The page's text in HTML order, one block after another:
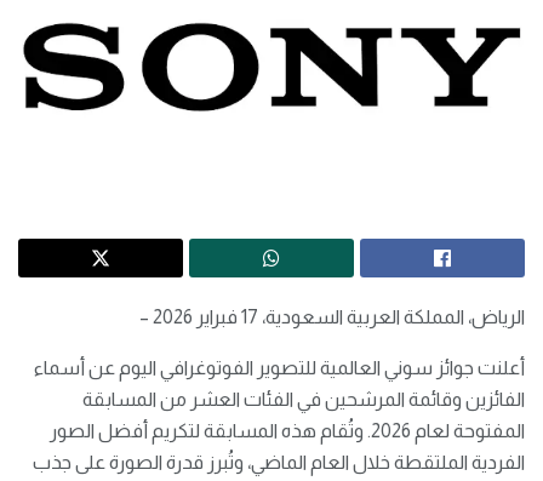
الرياض، المملكة العربية السعودية، 17 فبراير 2026 –
أعلنت جوائز سوني العالمية للتصوير الفوتوغرافي اليوم عن أسماء
الفائزين وقائمة المرشحين في الفئات العشر من المسابقة
المفتوحة لعام 2026. وتُقام هذه المسابقة لتكريم أفضل الصور
الفردية الملتقطة خلال العام الماضي، وتُبرز قدرة الصورة على جذب